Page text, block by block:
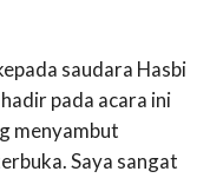
saudara Hasbi
pada acara ini
menyambut
Saya sangat